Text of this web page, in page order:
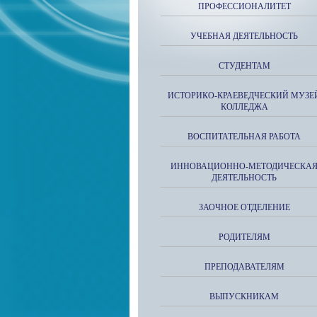
ПРОФЕССИОНАЛИТЕТ
УЧЕБНАЯ ДЕЯТЕЛЬНОСТЬ
СТУДЕНТАМ
ИСТОРИКО-КРАЕВЕДЧЕСКИЙ
КОЛЛЕДЖА
ВОСПИТАТЕЛЬНАЯ РАБОТА
ИННОВАЦИОННО-МЕТОДИЧЕСКАЯ
ДЕЯТЕЛЬНОСТЬ
ЗАОЧНОЕ ОТДЕЛЕНИЕ
РОДИТЕЛЯМ
ПРЕПОДАВАТЕЛЯМ
ВЫПУСКНИКАМ